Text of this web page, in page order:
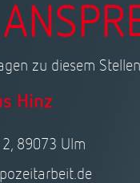
zu diesem
Hinz
2, 89073 Ulm